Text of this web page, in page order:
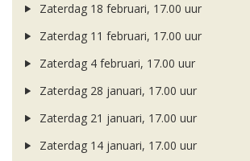
Zaterdag 18 februari, 17.00 uur
Zaterdag 11 februari, 17.00 uur
Zaterdag 4 februari, 17.00 uur
Zaterdag 28 januari, 17.00 uur
Zaterdag 21 januari, 17.00 uur
Zaterdag 14 januari, 17.00 uur